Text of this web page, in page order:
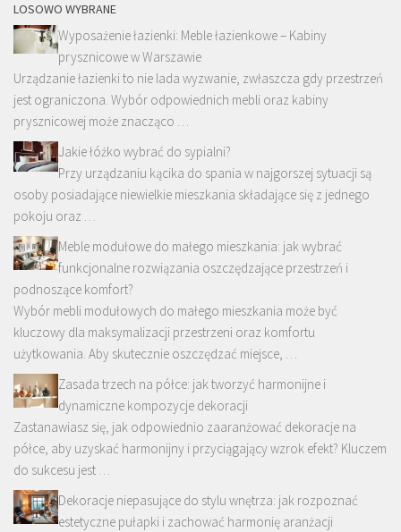
LOSOWO WYBRANE
Wyposażenie łazienki: Meble łazienkowe – Kabiny
prysznicowe w Warszawie
Urządzanie łazienki to nie lada wyzwanie, zwłaszcza gdy przestrzeń
jest ograniczona. Wybór odpowiednich mebli oraz kabiny
prysznicowej może znacząco …
Jakie łóżko wybrać do sypialni?
Przy urządzaniu kącika do spania w najgorszej sytuacji są
osoby posiadające niewielkie mieszkania składające się z jednego
pokoju oraz …
Meble modułowe do małego mieszkania: jak wybrać
funkcjonalne rozwiązania oszczędzające przestrzeń i
podnoszące komfort?
Wybór mebli modułowych do małego mieszkania może być
kluczowy dla maksymalizacji przestrzeni oraz komfortu
użytkowania. Aby skutecznie oszczędzać miejsce, …
Zasada trzech na półce: jak tworzyć harmonijne i
dynamiczne kompozycje dekoracji
Zastanawiasz się, jak odpowiednio zaaranżować dekoracje na
półce, aby uzyskać harmonijny i przyciągający wzrok efekt? Kluczem
do sukcesu jest …
Dekoracje niepasujące do stylu wnętrza: jak rozpoznać
estetyczne pułapki i zachować harmonię aranżacji